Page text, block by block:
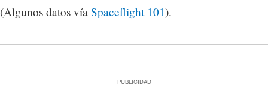
(Algunos datos vía Spaceflight 101).
PUBLICIDAD